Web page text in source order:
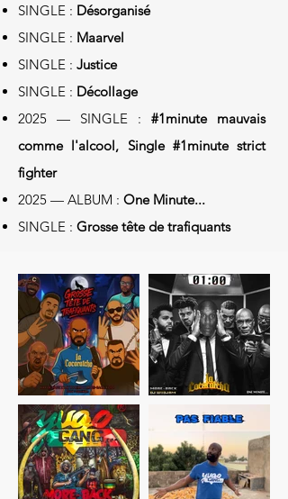
SINGLE : Désorganisé
SINGLE : Maarvel
SINGLE : Justice
SINGLE : Décollage
2025 — SINGLE : #1minute mauvais
comme l'alcool, Single #1minute strict
fighter
2025 — ALBUM : One Minute...
SINGLE : Grosse tête de trafiquants